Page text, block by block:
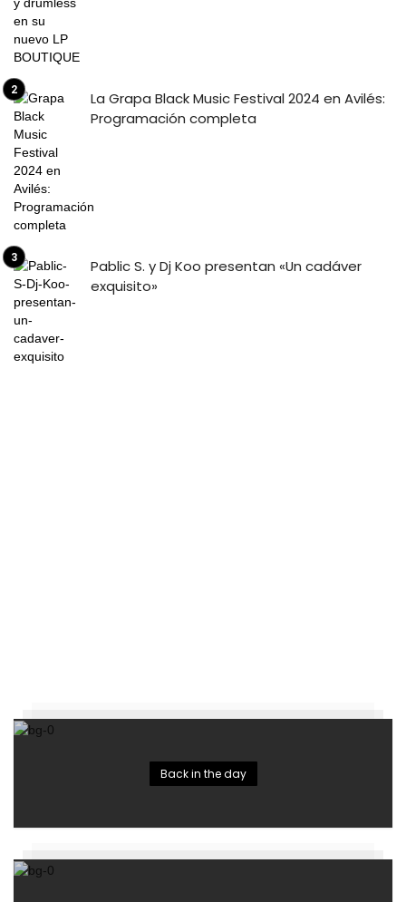
La Grapa Black Music Festival 2024 en Avilés:
Programación completa
Pablic S. y Dj Koo presentan «Un cadáver
exquisito»
Back in the day